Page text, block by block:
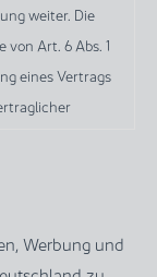
weiter. Die
Art. 6 Abs. 1
eines Vertrags
an der
(Art. 6
ist jederzeit
Werbung und